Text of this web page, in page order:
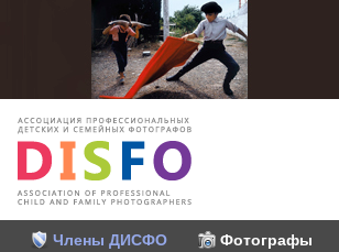
Члены ДИСФО Фотографы